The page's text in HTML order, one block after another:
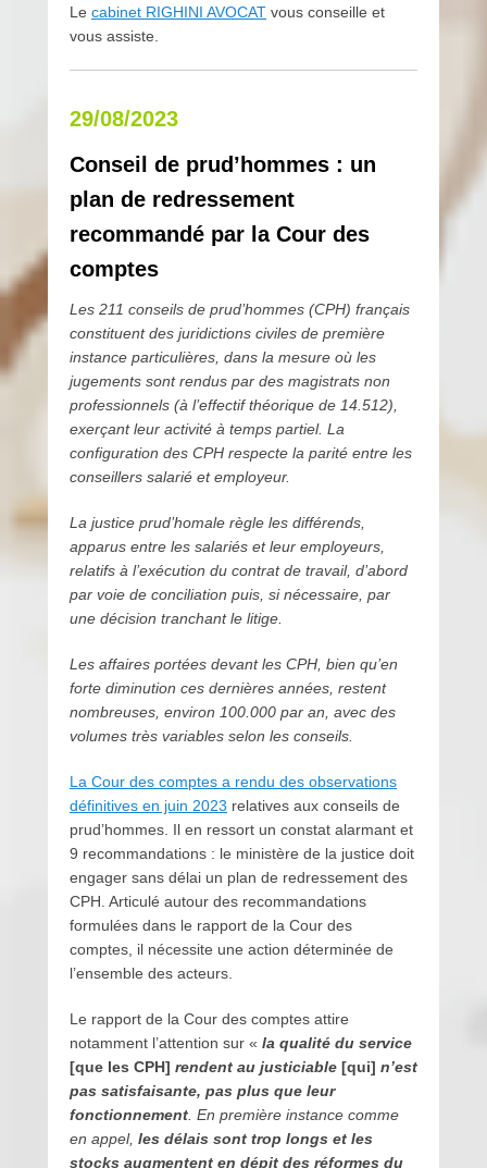
Le cabinet RIGHINI AVOCAT vous conseille et
vous assiste.
29/08/2023
Conseil de prud’hommes : un
plan de redressement
recommandé par la Cour des
comptes
Les 211 conseils de prud’hommes (CPH) français
constituent des juridictions civiles de première
instance particulières, dans la mesure où les
jugements sont rendus par des magistrats non
professionnels (à l’effectif théorique de 14.512),
exerçant leur activité à temps partiel. La
configuration des CPH respecte la parité entre les
conseillers salarié et employeur.
La justice prud’homale règle les différends,
apparus entre les salariés et leur employeurs,
relatifs à l’exécution du contrat de travail, d’abord
par voie de conciliation puis, si nécessaire, par
une décision tranchant le litige.
Les affaires portées devant les CPH, bien qu’en
forte diminution ces dernières années, restent
nombreuses, environ 100.000 par an, avec des
volumes très variables selon les conseils.
La Cour des comptes a rendu des observations
définitives en juin 2023 relatives aux conseils de
prud’hommes. Il en ressort un constat alarmant et
9 recommandations : le ministère de la justice doit
engager sans délai un plan de redressement des
CPH. Articulé autour des recommandations
formulées dans le rapport de la Cour des
comptes, il nécessite une action déterminée de
l’ensemble des acteurs.
Le rapport de la Cour des comptes attire
notamment l’attention sur « la qualité du service
[que les CPH] rendent au justiciable [qui] n’est
pas satisfaisante, pas plus que leur
fonctionnement . En première instance comme
en appel, les délais sont trop longs et les
stocks augmentent en dépit des réformes du